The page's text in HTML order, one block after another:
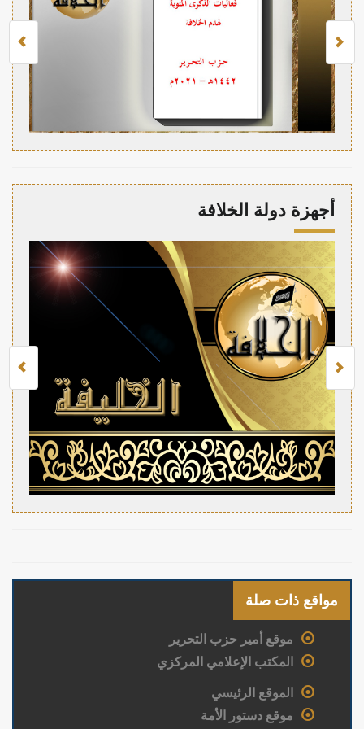
أجهزة دولة الخلافة
مواقع ذات صلة
موقع أمير حزب التحرير
المكتب الإعلامي المركزي
الموقع الرئيسي
موقع دستور الأمة